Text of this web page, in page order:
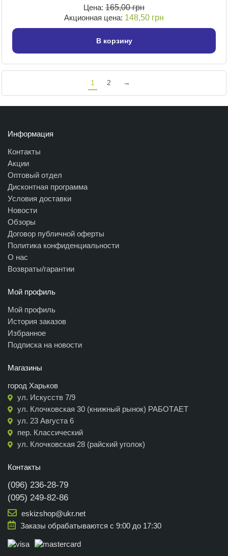
Цена: 165,00 грн
Акционная цена: 148,50 грн
В корзину
1 2 →
Информация
Контакты
Акции
Оптовый отдел
Дисконтная программа
Условия доставки
Новости
Обзоры
Договор публичной оферты
Политика конфиденциальности
О нас
Возвраты/гарантии
Мой профиль
Мой профиль
История заказов
Избранное
Подписка на новости
Магазины
город Харьков
ул. Искусств 7/9
ул. Клочковская 30 (книжный рынок) РАБОТАЕТ
ул. 23 Августа 6
пер. Классический
ул. Клочковская 28 (райский уголок)
Контакты
(096) 236-28-79
(095) 249-82-86
eskizshop@ukr.net
Заказы обрабатываются с 9:00 до 17:30